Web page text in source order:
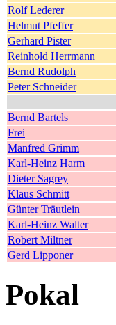
Rolf Lederer
Helmut Pfeffer
Gerhard Pister
Reinhold Herrmann
Bernd Rudolph
Peter Schneider
Bernd Bartels
Frei
Manfred Grimm
Karl-Heinz Harm
Dieter Sagrey
Klaus Schmitt
Günter Träutlein
Karl-Heinz Walter
Robert Miltner
Gerd Lipponer
Pokal